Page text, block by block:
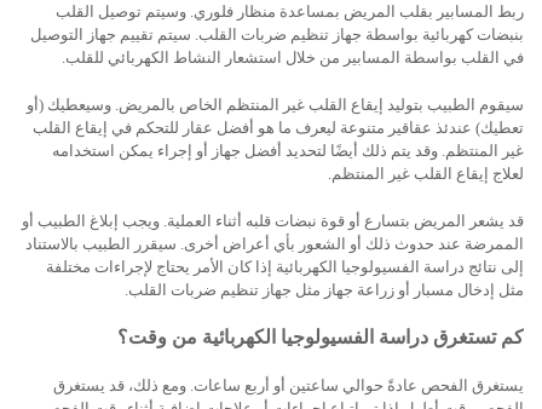
ربط المسابير بقلب المريض بمساعدة منظار فلوري. وسيتم توصيل القلب
بنبضات كهربائية بواسطة جهاز تنظيم ضربات القلب. سيتم تقييم جهاز التوصيل
في القلب بواسطة المسابير من خلال استشعار النشاط الكهربائي للقلب.
سيقوم الطبيب بتوليد إيقاع القلب غير المنتظم الخاص بالمريض. وسيعطيك (أو
تعطيك) عندئذ عقاقير متنوعة ليعرف ما هو أفضل عقار للتحكم في إيقاع القلب
غير المنتظم. وقد يتم ذلك أيضًا لتحديد أفضل جهاز أو إجراء يمكن استخدامه
لعلاج إيقاع القلب غير المنتظم.
قد يشعر المريض بتسارع أو قوة نبضات قلبه أثناء العملية. ويجب إبلاغ الطبيب أو
الممرضة عند حدوث ذلك أو الشعور بأي أعراض أخرى. سيقرر الطبيب بالاستناد
إلى نتائج دراسة الفسيولوجيا الكهربائية إذا كان الأمر يحتاج لإجراءات مختلفة
مثل إدخال مسبار أو زراعة جهاز مثل جهاز تنظيم ضربات القلب.
كم تستغرق دراسة الفسيولوجيا الكهربائية من وقت؟
يستغرق الفحص عادةً حوالي ساعتين أو أربع ساعات. ومع ذلك، قد يستغرق